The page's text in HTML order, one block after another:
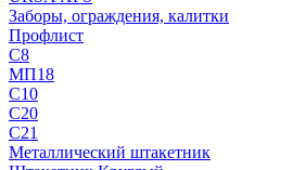
Заборы, ограждения, калитки
Профлист
С8
МП18
С10
С20
С21
Металлический штакетник